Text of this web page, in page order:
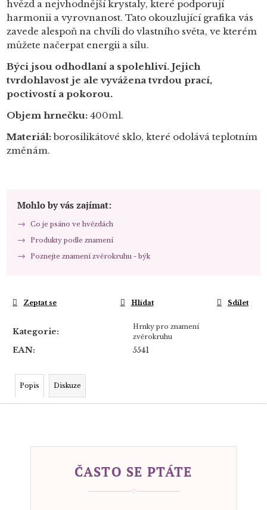
hvězd a nejvhodnější krystaly, které podporují
harmonii a vyrovnanost.Tato okouzlující grafika vás
zavede alespoň na chvíli do vlastního světa, ve kterém
můžete načerpat energii a sílu.
Býci jsou odhodlaní a spolehliví. Jejich
tvrdohlavost je ale vyvážena tvrdou prací,
poctivostí a pokorou.
Objem hrnečku: 400ml.
Materiál:borosilikátové sklo, které odolává teplotním
změnám.
Mohlo by vás zajímat:
Co je psáno ve hvězdách
Produkty podle znamení
Poznejte znamení zvěrokruhu - býk
Kategorie:
Hrnky pro znamení
zvěrokruhu
EAN: 5541
Zeptat se Hlídat Sdílet
Popis Diskuze
ČASTO SE PTÁTE
♡